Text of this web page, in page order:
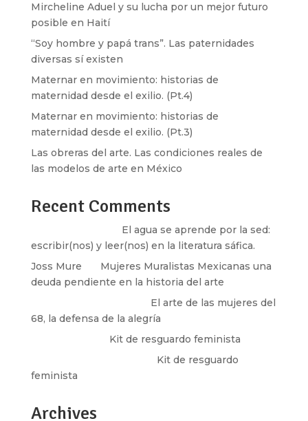
Mircheline Aduel y su lucha por un mejor futuro
posible en Haití
“Soy hombre y papá trans”. Las paternidades
diversas sí existen
Maternar en movimiento: historias de
maternidad desde el exilio. (Pt.4)
Maternar en movimiento: historias de
maternidad desde el exilio. (Pt.3)
Las obreras del arte. Las condiciones reales de
las modelos de arte en México
Recent Comments
El agua se aprende por la sed:
escribir(nos) y leer(nos) en la literatura sáfica.
Joss Mure
Mujeres Muralistas Mexicanas una
deuda pendiente en la historia del arte
El arte de las mujeres del
68, la defensa de la alegría
Kit de resguardo feminista
Kit de resguardo
feminista
Archives